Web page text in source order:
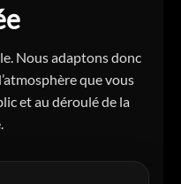
Nous adaptons donc
que vous
et au déroulé de la